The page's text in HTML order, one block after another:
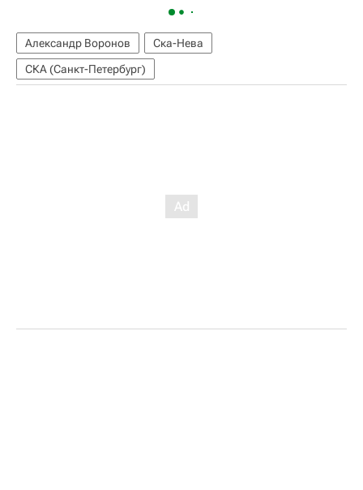
Александр Воронов
Ска-Нева
СКА (Санкт-Петербург)